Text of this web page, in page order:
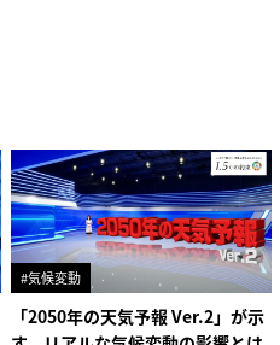
#気候変動
「2050年の天気予報 Ver.2」が示